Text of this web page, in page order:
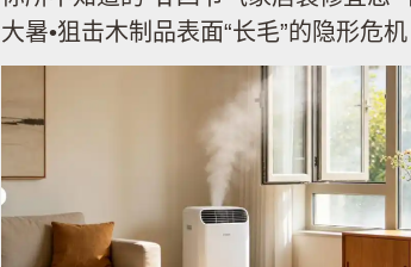
大暑•狙击木制品表面“长毛”的隐形危机